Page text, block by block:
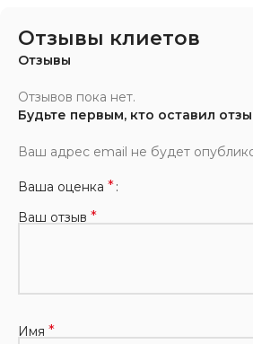
Отзывы клиетов
Отзывы
Отзывов пока нет.
Будьте первым, кто оставил
Ваш адрес email не будет
Ваша оценка *
Ваш отзыв *
Имя *